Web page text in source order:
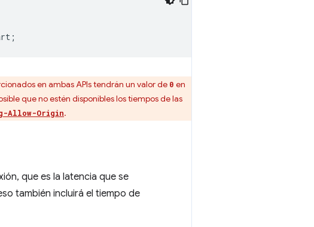
;
en ambas APIs tendrán un valor de 0 en
que no estén disponibles los tiempos de las
Allow-Origin.
que es la latencia que se
también incluirá el tiempo de